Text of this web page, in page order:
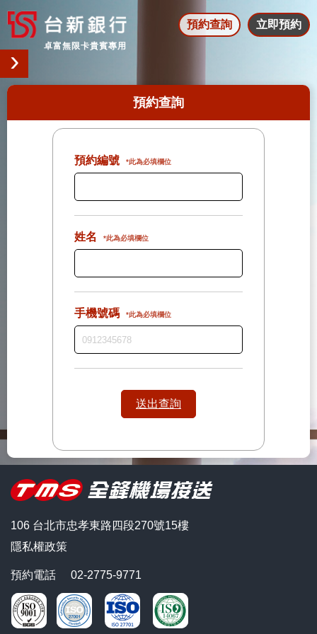
預約查詢 立即預約
預約查詢
預約編號 *此為必填欄位
姓名 *此為必填欄位
手機號碼 *此為必填欄位
送出查詢
106 台北市忠孝東路四段270號15樓
隱私權政策
預約電話 02-2775-9771